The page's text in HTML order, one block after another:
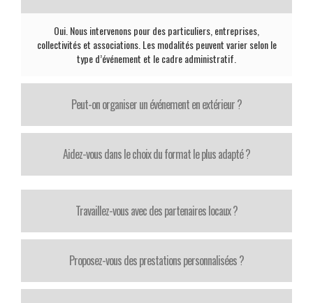
Oui. Nous intervenons pour des particuliers, entreprises,
collectivités et associations. Les modalités peuvent varier selon le
type d’événement et le cadre administratif.
Peut-on organiser un événement en extérieur ?
Aidez-vous dans le choix du format le plus adapté ?
Travaillez-vous avec des partenaires locaux ?
Proposez-vous des prestations personnalisées ?